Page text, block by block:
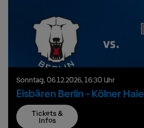
Sonntag,06.12.2026,16:30 Uhr
Eisbären Berlin - Kölner Haie
Tickets &
Infos